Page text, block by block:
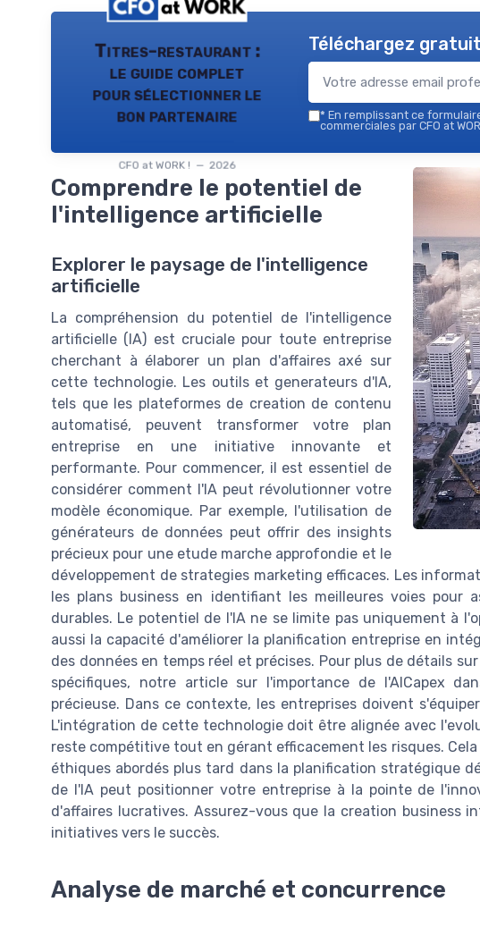
Titres-restaurant :
le guide complet
pour sélectionner le
bon partenaire
CFO at WORK ! — 2026
Téléchargez
* En remplissant ce
commerciales par CFO at
Comprendre le potentiel de
l'intelligence artificielle
Explorer le paysage de l'intelligence
artificielle
La compréhension du potentiel de l'intelligence
artificielle (IA) est cruciale pour toute entreprise
cherchant à élaborer un plan d'affaires axé sur
cette technologie. Les outils et generateurs d'IA,
tels que les plateformes de creation de contenu
automatisé, peuvent transformer votre plan
entreprise en une initiative innovante et
performante. Pour commencer, il est essentiel de
considérer comment l'IA peut révolutionner votre
modèle économique. Par exemple, l'utilisation de
générateurs de données peut offrir des insights
précieux pour une etude marche approfondie et le
développement de strategies marketing efficaces. Les
les plans business en identifiant les meilleures voies pour
durables. Le potentiel de l'IA ne se limite pas uniquement à
aussi la capacité d'améliorer la planification entreprise en
des données en temps réel et précises. Pour plus de détails
spécifiques, notre article sur l'importance de l'AICapex
précieuse. Dans ce contexte, les entreprises doivent
L'intégration de cette technologie doit être alignée avec
reste compétitive tout en gérant efficacement les risques.
éthiques abordés plus tard dans la planification stratégique
de l'IA peut positionner votre entreprise à la pointe de
d'affaires lucratives. Assurez-vous que la creation business
initiatives vers le succès.
Analyse de marché et concurrence